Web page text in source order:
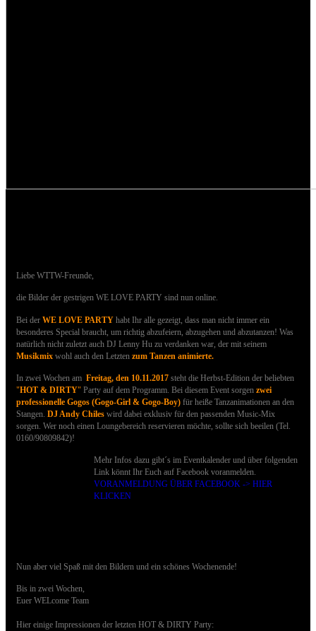
Liebe WTTW-Freunde,
die Bilder der gestrigen WE LOVE PARTY sind nun online.
Bei der WE LOVE PARTY habt Ihr alle gezeigt, dass man nicht immer ein
besonderes Special braucht, um richtig abzufeiern, abzugehen und abzutanzen! Was
natürlich nicht zuletzt auch DJ Lenny Hu zu verdanken war, der mit seinem
Musikmix wohl auch den Letzten zum Tanzen animierte.
In zwei Wochen am Freitag, den 10.11.2017 steht die Herbst-Edition der beliebten
"HOT & DIRTY" Party auf dem Programm. Bei diesem Event sorgen zwei
professionelle Gogos (Gogo-Girl & Gogo-Boy) für heiße Tanzanimationen an den
Stangen. DJ Andy Chiles wird dabei exklusiv für den passenden Music-Mix
sorgen. Wer noch einen Loungebereich reservieren möchte, sollte sich beeilen (Tel.
0160/90809842)!
Mehr Infos dazu gibt´s im Eventkalender und über folgenden
Link könnt Ihr Euch auf Facebook voranmelden.
VORANMELDUNG ÜBER FACEBOOK -> HIER
KLICKEN
Nun aber viel Spaß mit den Bildern und ein schönes Wochenende!
Bis in zwei Wochen,
Euer WELcome Team
Hier einige Impressionen der letzten HOT & DIRTY Party: